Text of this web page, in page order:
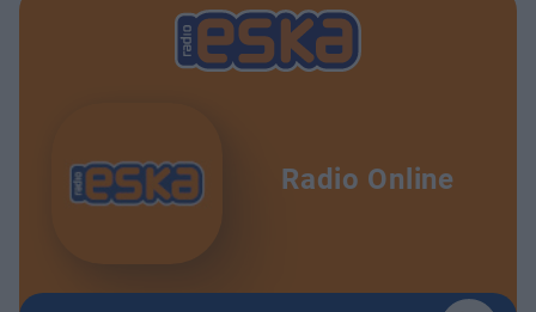
Radio Online